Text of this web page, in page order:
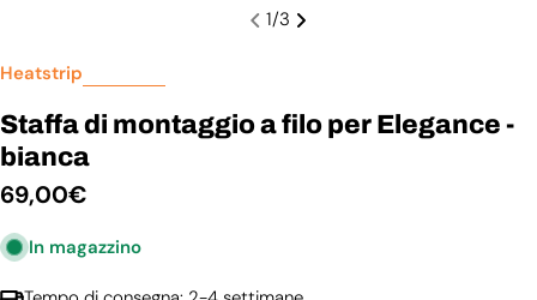
1/3
Heatstrip
Staffa di montaggio a filo per Elegance -
bianca
Prezzo
69,00€
In magazzino